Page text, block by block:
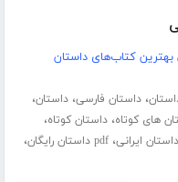
بهترین کتاب‌های داستان
،داستان فارسی،داستان،
های کوتاه،داستان کوتاه،
داستان ایرانی،pdf داستان رایگان ،